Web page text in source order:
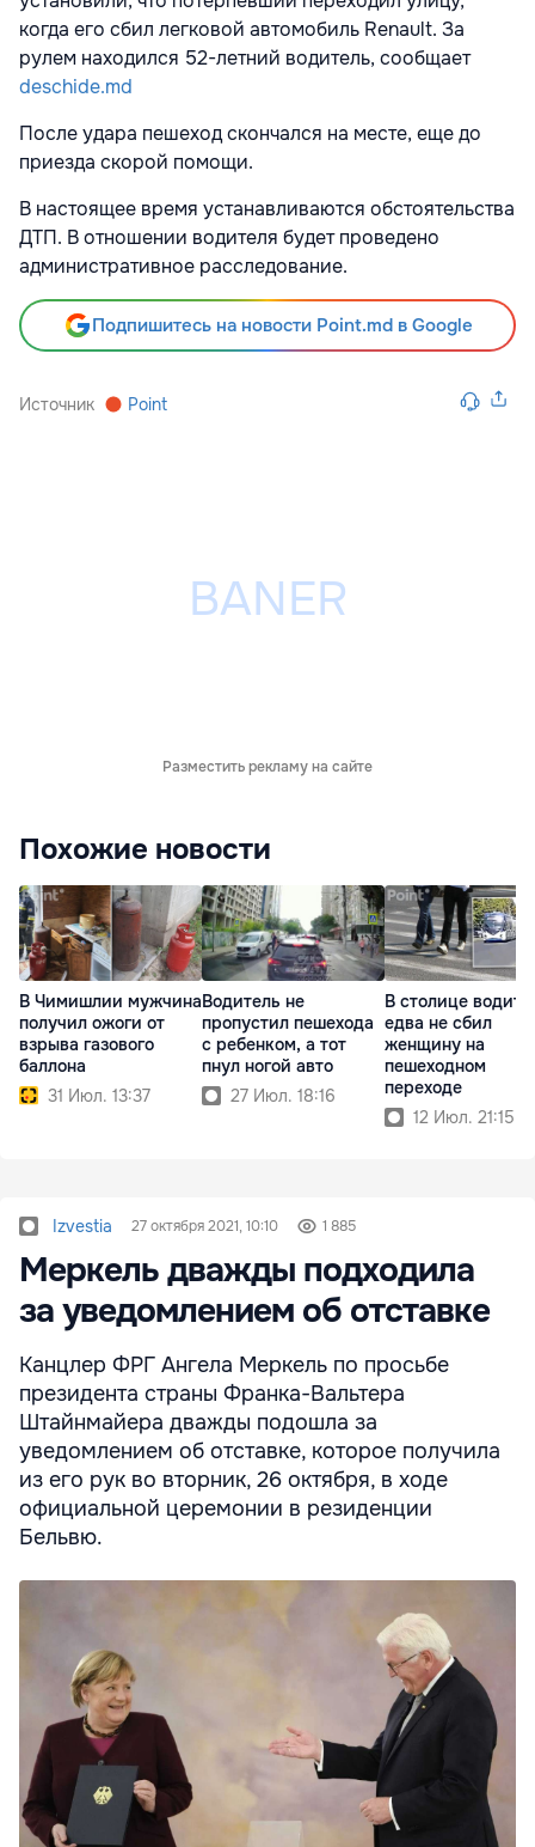
когда его сбил легковой автомобиль Renault. За
рулем находился 52-летний водитель, сообщает
deschide.md
После удара пешеход скончался на месте, еще до
приезда скорой помощи.
В настоящее время устанавливаются обстоятельства
ДТП. В отношении водителя будет проведено
административное расследование.
Подпишитесь на новости Point.md в Google
Источник Point
Разместить рекламу на сайте
Похожие новости
В Чимишлии мужчина
получил ожоги от
взрыва газового
баллона
31 Июл. 13:37
Водитель не
пропустил пешехода
с ребенком, а тот
пнул ногой авто
27 Июл. 18:16
В столице
едва не сбил
женщину на
пешеходном
переходе
12 Июл. 21:15
Izvestia 27 октября 2021, 10:10 1 885
Меркель дважды подходила
за уведомлением об отставке
Канцлер ФРГ Ангела Меркель по просьбе
президента страны Франка-Вальтера
Штайнмайера дважды подошла за
уведомлением об отставке, которое получила
из его рук во вторник, 26 октября, в ходе
официальной церемонии в резиденции
Бельвю.